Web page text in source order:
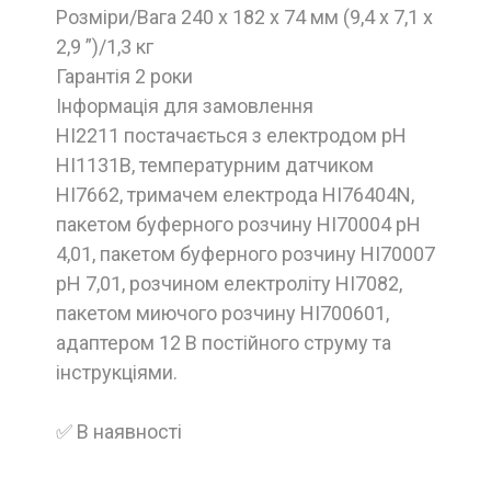
Розміри/Вага 240 x 182 x 74 мм (9,4 x 7,1 x
2,9 ”)/1,3 кг
Гарантія 2 роки
Інформація для замовлення
HI2211 постачається з електродом рН
HI1131B, температурним датчиком
HI7662, тримачем електрода HI76404N,
пакетом буферного розчину HI70004 рН
4,01, пакетом буферного розчину HI70007
рН 7,01, розчином електроліту HI7082,
пакетом миючого розчину HI700601,
адаптером 12 В постійного струму та
інструкціями.
✅ В наявності